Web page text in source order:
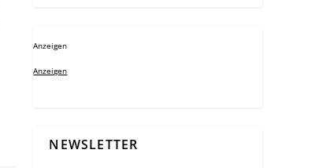
Anzeigen
Anzeigen
NEWSLETTER